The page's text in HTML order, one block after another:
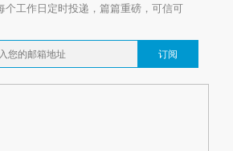
个工作日定时投递，篇篇重磅，可信可
订阅